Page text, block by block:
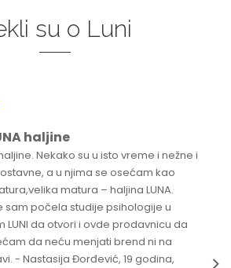
su o Luni
haljine
Nekako su u isto vreme i nežne i
a u njima se osećam kao
matura – haljina LUNA.
sam počela studije psihologije u
LUNI da otvori i ovde prodavnicu da
da neću menjati brend ni na
- Nastasija Đorđević, 19 godina,